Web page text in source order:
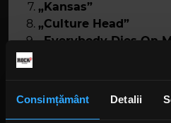
Consimțământ Detalii
„Kansas”
„Culture Head”
„Everybody Dies On
„CMFT Must Be
„European Tour Bus